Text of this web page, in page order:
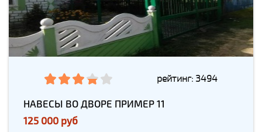
рейтинг: 3494
НАВЕСЫ ВО ДВОРЕ ПРИМЕР 11
125 000 руб